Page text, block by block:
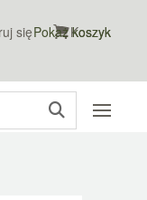
się Koszyk
Pokaż koszyk